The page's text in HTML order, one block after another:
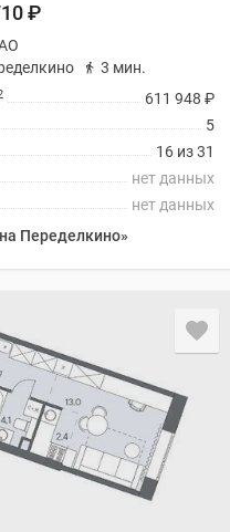
₽
3 мин.
611 948 ₽
5
16 из 31
нет данных
нет данных
Переделкино»